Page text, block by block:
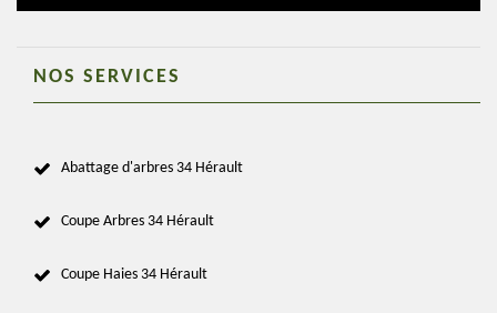
NOS SERVICES
Abattage d'arbres 34 Hérault
Coupe Arbres 34 Hérault
Coupe Haies 34 Hérault